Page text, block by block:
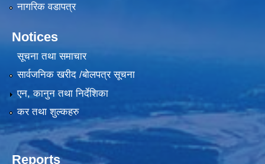
नागरिक वडापत्र
Notices
सूचना तथा समाचार
सार्वजनिक खरीद /बोलपत्र सूचना
एन, कानुन तथा निर्देशिका
कर तथा शुल्कहरु
Reports